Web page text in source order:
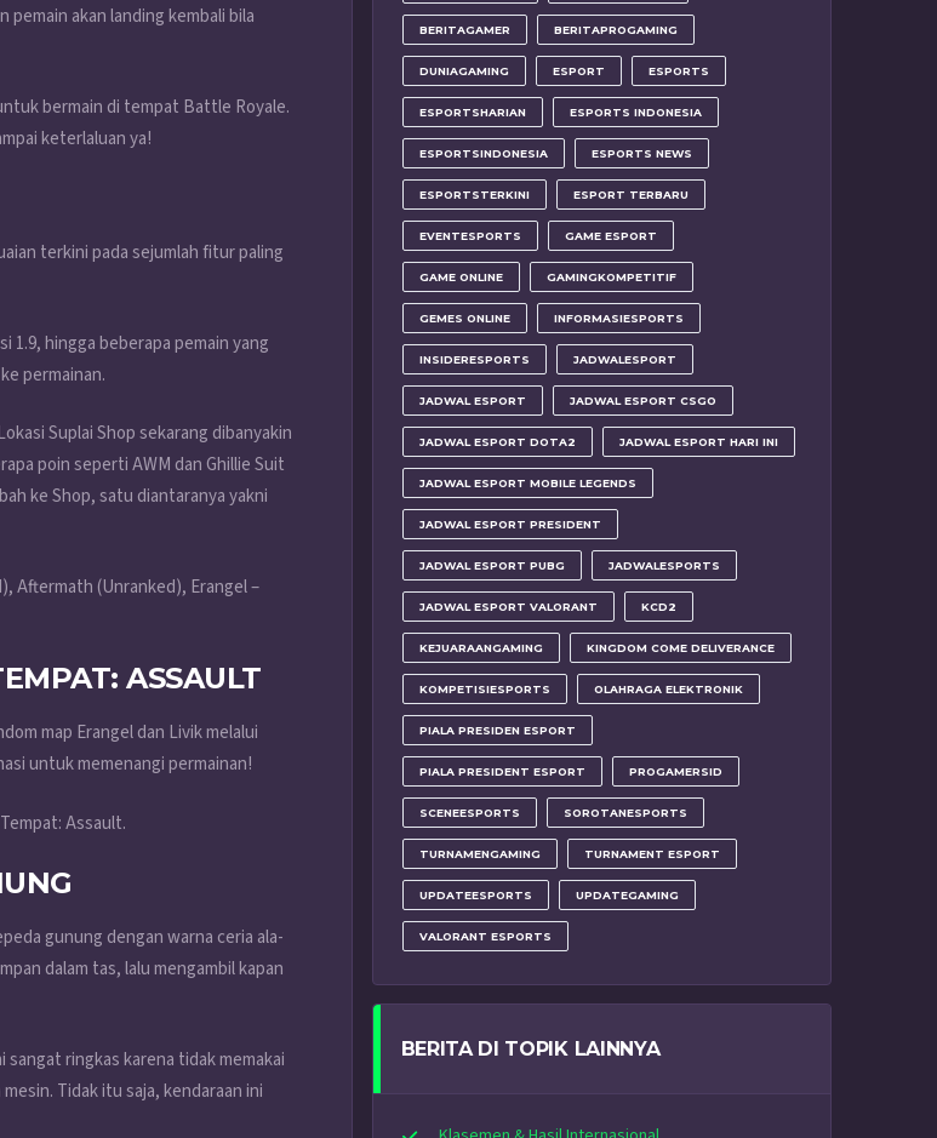
pemain akan landing kembali bila
bermain di tempat Battle Royale.
keterlaluan ya!
terkini pada sejumlah fitur paling
1.9, hingga beberapa pemain yang
permainan.
Suplai Shop sekarang dibanyakin
poin seperti AWM dan Ghillie Suit
ke Shop, satu diantaranya yakni
Aftermath (Unranked), Erangel –
ASSAULT
map Erangel dan Livik melalui
untuk memenangi permainan!
Assault.
gunung dengan warna ceria ala-
dalam tas, lalu mengambil kapan
ringkas karena tidak memakai
Tidak itu saja, kendaraan ini
BERITAGAMER BERITAPROGAMING
DUNIAGAMING ESPORT ESPORTS
ESPORTSHARIAN ESPORTS INDONESIA
ESPORTSINDONESIA ESPORTS NEWS
ESPORTSTERKINI ESPORT TERBARU
EVENTESPORTS GAME ESPORT
GAME ONLINE GAMINGKOMPETITIF
GEMES ONLINE INFORMASIESPORTS
INSIDERESPORTS JADWALESPORT
JADWAL ESPORT JADWAL ESPORT CSGO
JADWAL ESPORT DOTA2 JADWAL ESPORT HARI INI
JADWAL ESPORT MOBILE LEGENDS
JADWAL ESPORT PRESIDENT
JADWAL ESPORT PUBG JADWALESPORTS
JADWAL ESPORT VALORANT KCD2
KEJUARAANGAMING KINGDOM COME DELIVERANCE
KOMPETISIESPORTS OLAHRAGA ELEKTRONIK
PIALA PRESIDEN ESPORT
PIALA PRESIDENT ESPORT PROGAMERSID
SCENEESPORTS SOROTANESPORTS
TURNAMENGAMING TURNAMENT ESPORT
UPDATEESPORTS UPDATEGAMING
VALORANT ESPORTS
BERITA DI TOPIK LAINNYA